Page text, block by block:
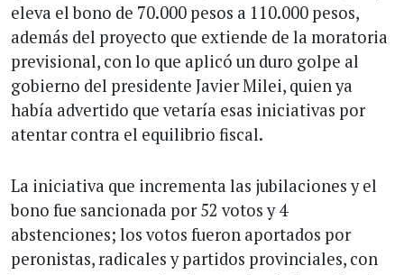
eleva el bono de 70.000 pesos a 110.000 pesos,
además del proyecto que extiende de la moratoria
previsional, con lo que aplicó un duro golpe al
gobierno del presidente Javier Milei, quien ya
había advertido que vetaría esas iniciativas por
atentar contra el equilibrio fiscal.
La iniciativa que incrementa las jubilaciones y el
bono fue sancionada por 52 votos y 4
abstenciones; los votos fueron aportados por
peronistas, radicales y partidos provinciales, con